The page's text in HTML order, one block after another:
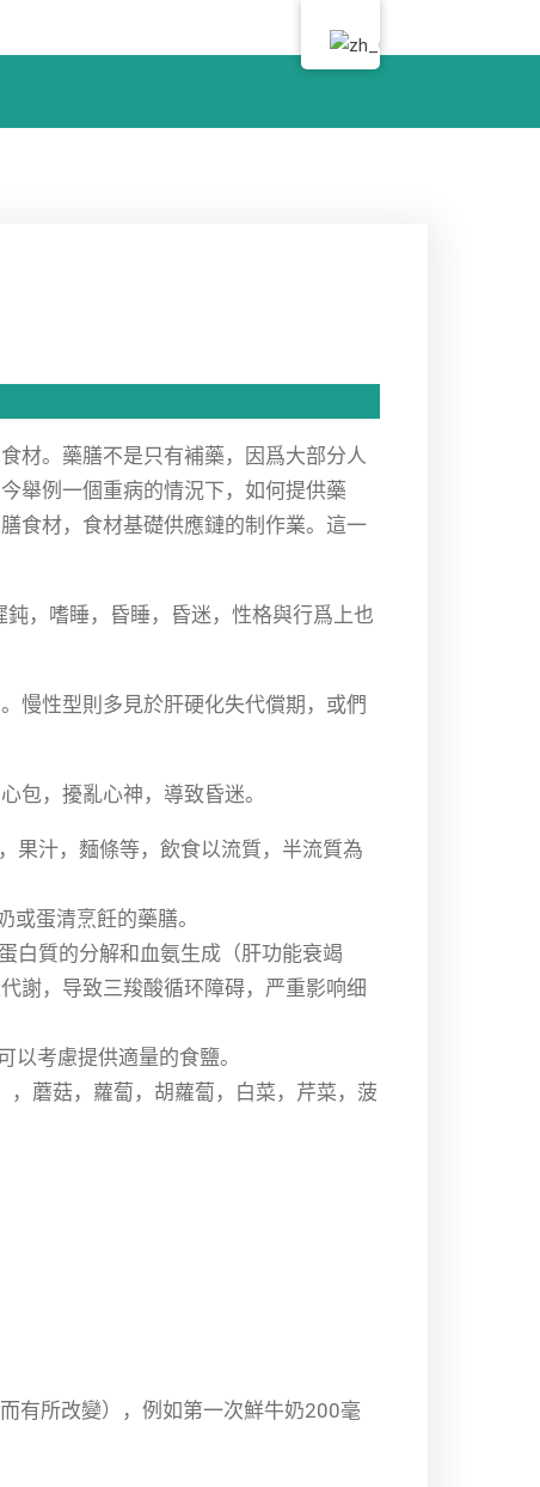
材。藥膳不是只有補藥，因爲大部分人
舉例一個重病的情況下，如何提供藥
食材，食材基礎供應鏈的制作業。這一
，嗜睡，昏睡，昏迷，性格與行爲上也
慢性型則多見於肝硬化失代償期，或們
包，擾亂心神，導致昏迷。
果汁，麵條等，飲食以流質，半流質為
蛋清烹飪的藥膳。
白質的分解和血氨生成（肝功能衰竭
謝，导致三羧酸循环障碍，严重影响细
考慮提供適量的食鹽。
蘑菇，蘿蔔，胡蘿蔔，白菜，芹菜，菠
有所改變），例如第一次鮮牛奶200毫